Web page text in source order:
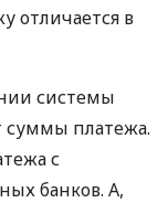
отличается в
системы
суммы платежа.
с
банков. А,